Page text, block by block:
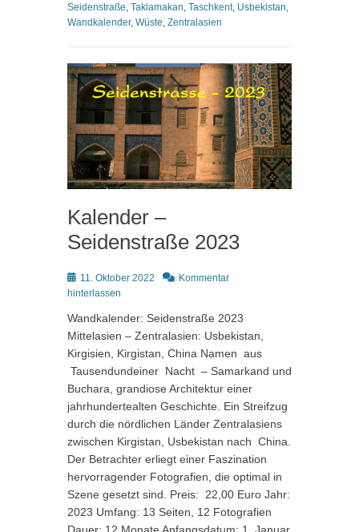
Seidenstraße, Taklamakan, Taschkent, Usbekistan,
Wandkalender, Wüste, Zentralasien
Kalender –
Seidenstraße 2023
Posted
on
11. Oktober 2022
Kommentar
hinterlassen
Wandkalender: Seidenstraße 2023
Mittelasien – Zentralasien: Usbekistan,
Kirgisien, Kirgistan, China Namen aus
Tausendundeiner Nacht – Samarkand und
Buchara, grandiose Architektur einer
jahrhundertealten Geschichte. Ein Streifzug
durch die nördlichen Länder Zentralasiens
zwischen Kirgistan, Usbekistan nach China.
Der Betrachter erliegt einer Faszination
hervorragender Fotografien, die optimal in
Szene gesetzt sind. Preis: 22,00 Euro Jahr:
2023 Umfang: 13 Seiten, 12 Fotografien